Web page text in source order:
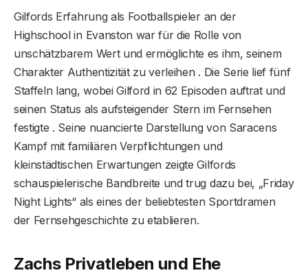
Gilfords Erfahrung als Footballspieler an der
Highschool in Evanston war für die Rolle von
unschätzbarem Wert und ermöglichte es ihm, seinem
Charakter Authentizität zu verleihen . Die Serie lief fünf
Staffeln lang, wobei Gilford in 62 Episoden auftrat und
seinen Status als aufsteigender Stern im Fernsehen
festigte . Seine nuancierte Darstellung von Saracens
Kampf mit familiären Verpflichtungen und
kleinstädtischen Erwartungen zeigte Gilfords
schauspielerische Bandbreite und trug dazu bei, „Friday
Night Lights“ als eines der beliebtesten Sportdramen
der Fernsehgeschichte zu etablieren.
Zachs Privatleben und Ehe